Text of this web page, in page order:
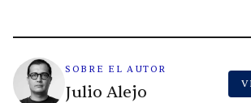
SOBRE EL AUTOR
Julio Alejo